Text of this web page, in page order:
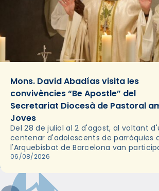
Mons. David Abadías visita les
convivències “Be Apostle” del
Secretariat Diocesà de Pastoral
Joves
Del 28 de juliol al 2 d'agost, al voltant
centenar d'adolescents de parròquies
l'Arquebisbat de Barcelona van
les convivències Be Apostle,
06/08/2026